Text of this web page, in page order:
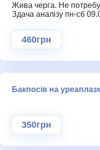
Жива черга. Не
Здача аналізу пн-сб
460грн
Бакпосів на
350грн